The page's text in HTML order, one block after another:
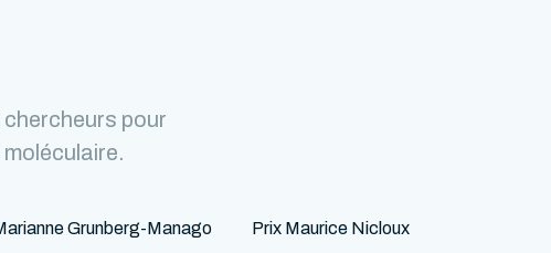
pour
moléculaire.
Grunberg-Manago Prix Maurice Nicloux